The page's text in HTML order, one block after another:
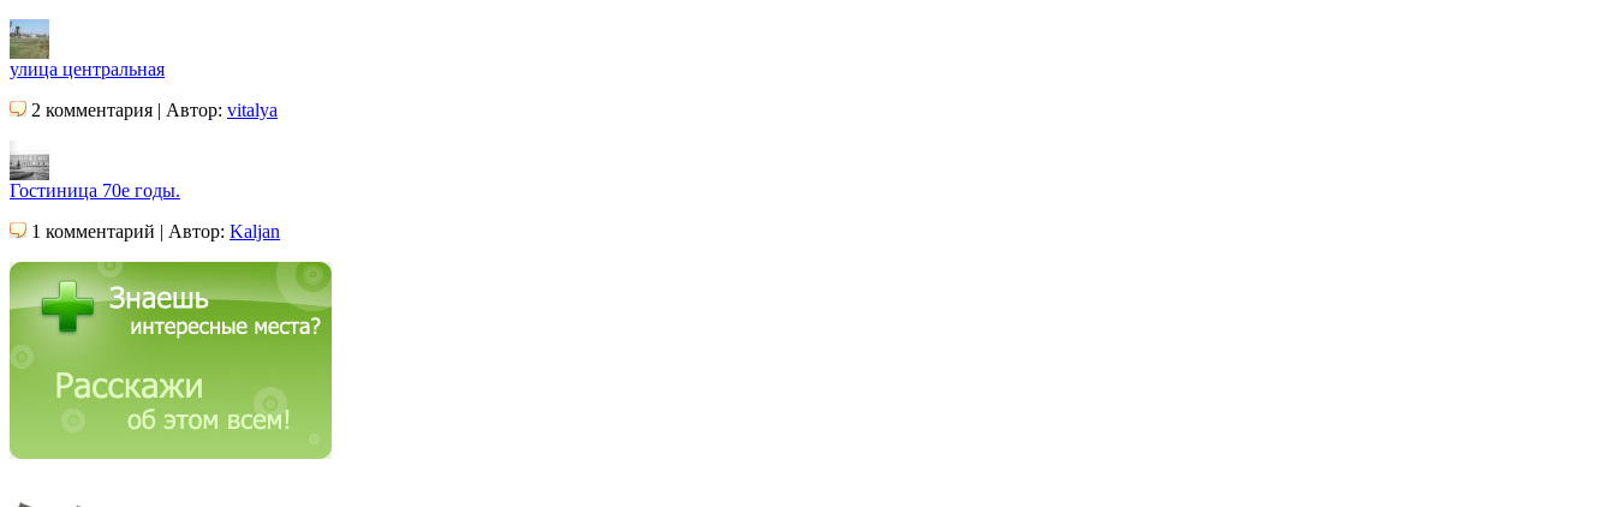
улица центральная
2 комментария | Автор: vitalya
Гостиница 70е годы.
1 комментарий | Автор: Kaljan